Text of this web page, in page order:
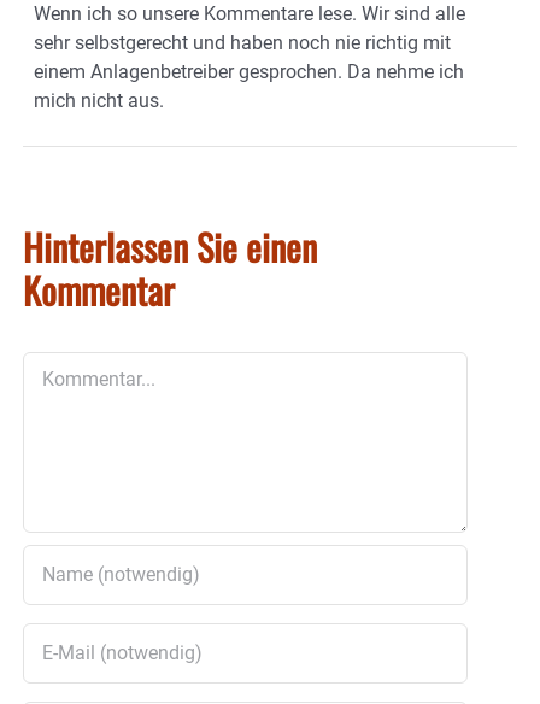
Wenn ich so unsere Kommentare lese. Wir sind alle
sehr selbstgerecht und haben noch nie richtig mit
einem Anlagenbetreiber gesprochen. Da nehme ich
mich nicht aus.
Hinterlassen Sie einen
Kommentar